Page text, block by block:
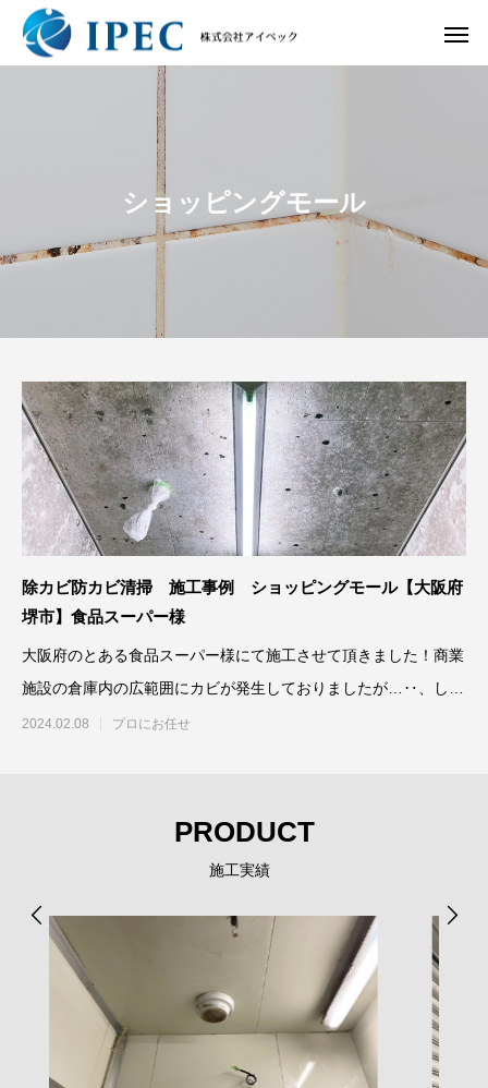
ショッピングモール
除カビ防カビ清掃 施工事例 ショッピングモール【大阪府
堺市】食品スーパー様
大阪府のとある食品スーパー様にて施工させて頂きました！商業
施設の倉庫内の広範囲にカビが発生しておりましたが…‥、しっ
かりと除カビ
2024.02.08 プロにお任せ
PRODUCT
施工実績